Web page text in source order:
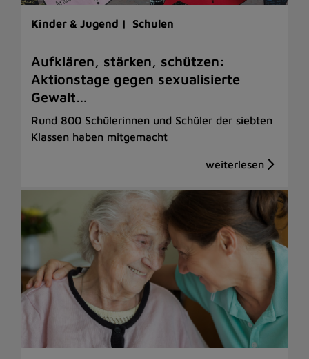
Kinder & Jugend | Schulen
Aufklären, stärken, schützen:
Aktionstage gegen sexualisierte
Gewalt…
Rund 800 Schülerinnen und Schüler der siebten
Klassen haben mitgemacht